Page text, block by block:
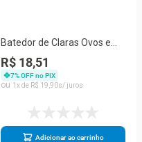
Batedor de Claras Ovos e
Massas Inox Fouet 27 cm
Tipo Pêra
R$ 18,51
7% OFF no PIX
1
R$ 19 90
Adicionar ao carrinho